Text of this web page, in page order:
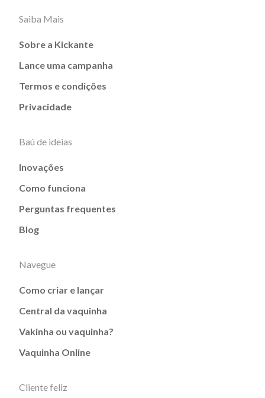
Saiba Mais
Sobre a Kickante
Lance uma campanha
Termos e condições
Privacidade
Baú de ideias
Inovações
Como funciona
Perguntas frequentes
Blog
Navegue
Como criar e lançar
Central da vaquinha
Vakinha ou vaquinha?
Vaquinha Online
Cliente feliz